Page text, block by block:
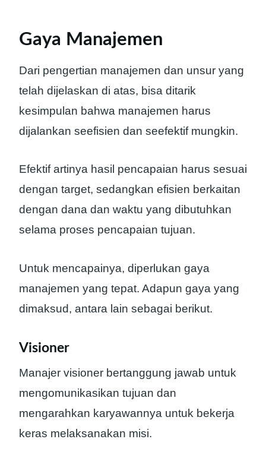
Gaya Manajemen
Dari pengertian manajemen dan unsur yang
telah dijelaskan di atas, bisa ditarik
kesimpulan bahwa manajemen harus
dijalankan seefisien dan seefektif mungkin.
Efektif artinya hasil pencapaian harus sesuai
dengan target, sedangkan efisien berkaitan
dengan dana dan waktu yang dibutuhkan
selama proses pencapaian tujuan.
Untuk mencapainya, diperlukan gaya
manajemen yang tepat. Adapun gaya yang
dimaksud, antara lain sebagai berikut.
Visioner
Manajer visioner bertanggung jawab untuk
mengomunikasikan tujuan dan
mengarahkan karyawannya untuk bekerja
keras melaksanakan misi.